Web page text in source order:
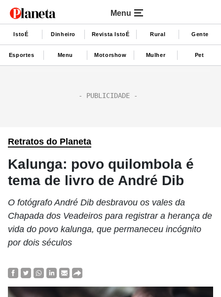
Menu
IstoÉ Dinheiro Revista IstoÉ Rural Gente
Esportes Menu Motorshow Mulher Pet
Retratos do Planeta
Kalunga: povo quilombola é
tema de livro de André Dib
O fotógrafo André Dib desbravou os vales da
Chapada dos Veadeiros para registrar a herança de
vida do povo kalunga, que permaneceu incógnito
por dois séculos